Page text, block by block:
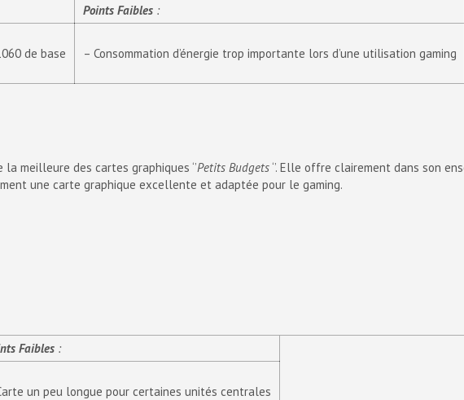
Points Faibles :
de base
– Consommation d’énergie trop importante lors d’une utilisation gaming
meilleure des cartes graphiques ‘’Petits Budgets ‘’. Elle offre clairement dans son
une carte graphique excellente et adaptée pour le gaming.
Faibles :
un peu longue pour certaines unités centrales